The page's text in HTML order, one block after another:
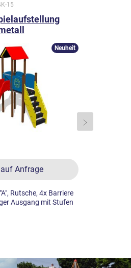
15
Anfrage
Neuheit
Rutsche, 4x Barriere
Ausgang mit Stufen